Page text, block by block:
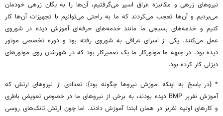
نیروهای زرهی و مکانیزه عراق اسیر می‌گرفتیم، آن‌ها را به یگان زرهی خودمان
می‌بردیم و آن‌ها تعجب می‌کردند که ما به راحتی می‌توانیم با تجهیزات آن‌ها کار
کنیم و خدمه‌های بسیجی ما مانند خدمه‌های حرفه‌ای آموزش دیده در شوروی
عمل می‌کنند. یکی از اسرای عراقی به شوروی رفته بود و دوره تخصصی موتور
دیده بود. در جبهه ما موتورکار ما یک تعمیرکار بود که در شهرشان روی موتورهای
دیزلی کار کرده بود.
* {در پاسخ به اینکه اموزش نیروها چگونه بود}: تعدادی از نیروهای ارتش که
آموزش نفربر BMP دیده بودند، به برخی از نیروهای ما در خصوص تعویض باطری
و کارهای اولیه نفربر در همان ابتدا آموزش دادند. اما چون ارتش تانک‌های روسی